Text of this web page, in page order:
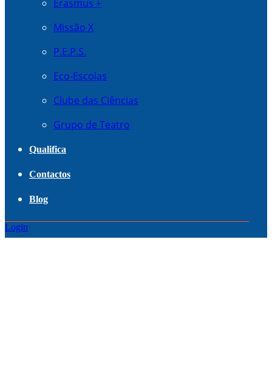
Erasmus +
Missão X
P.E.P.S.
Eco-Escolas
Clube das Ciências
Grupo de Teatro
Qualifica
Contactos
Blog
Login